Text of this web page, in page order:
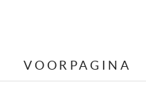
VOORPAGINA